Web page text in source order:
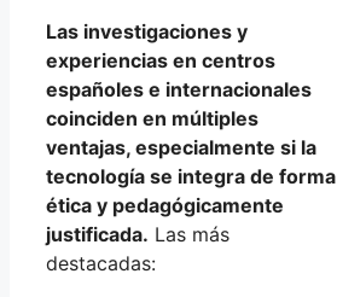
Las investigaciones y
experiencias en centros
españoles e internacionales
coinciden en múltiples
ventajas, especialmente si la
tecnología se integra de forma
ética y pedagógicamente
justificada. Las más
destacadas: